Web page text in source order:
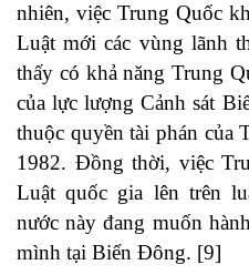
nhiên, việc Trung Quốc
Luật mới các vùng lãnh
thấy có khả năng Trung
của lực lượng Cảnh sát
thuộc quyền tài phán của
1982. Đồng thời, việc
Luật quốc gia lên trên
nước này đang muốn
mình tại Biển Đông. [9]